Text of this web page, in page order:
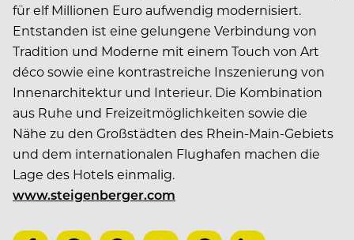
für elf Millionen Euro aufwendig modernisiert.
Entstanden ist eine gelungene Verbindung von
Tradition und Moderne mit einem Touch von Art
déco sowie eine kontrastreiche Inszenierung von
Innenarchitektur und Interieur. Die Kombination
aus Ruhe und Freizeitmöglichkeiten sowie die
Nähe zu den Großstädten des Rhein-Main-Gebiets
und dem internationalen Flughafen machen die
Lage des Hotels einmalig.
www.steigenberger.com